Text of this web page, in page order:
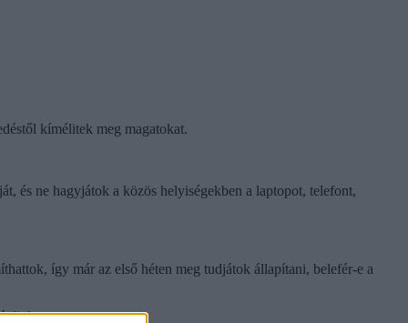
kímélitek meg magatokat.
és ne hagyjátok a közös helyiségekben a laptopot, telefont,
így már az első héten meg tudjátok állapítani, belefér-e a